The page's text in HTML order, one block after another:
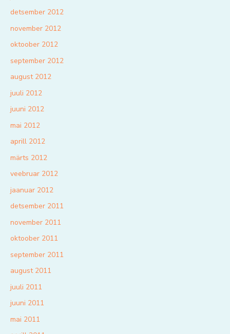
detsember 2012
november 2012
oktoober 2012
september 2012
august 2012
juuli 2012
juuni 2012
mai 2012
aprill 2012
märts 2012
veebruar 2012
jaanuar 2012
detsember 2011
november 2011
oktoober 2011
september 2011
august 2011
juuli 2011
juuni 2011
mai 2011